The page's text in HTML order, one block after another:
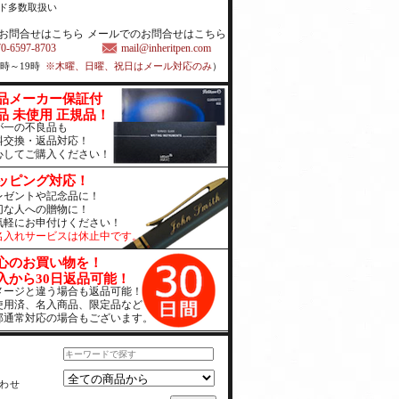
多数取扱い
問合せはこちら
6597-8703
メールでのお問合せはこちら
mail@inheritpen.com
～19時 ※木曜、日曜、祝日はメール対応のみ）
メーカー保証付
未使用 正規品！
一の不良品も
交換・返品対応！
してご購入ください！
ピング対応！
ゼントや記念品に！
な人への贈物に！
軽にお申付けください！
れサービスは休止中です。
のお買い物を！
から30日返品可能！
ージと違う場合も返品可能！
済、名入商品、限定品など
通常対応の場合もございます。
せ